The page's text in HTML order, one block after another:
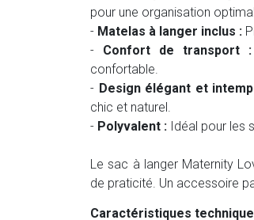
pour une organisation
- Matelas à langer inclus :
- Confort de transport :
confortable.
- Design élégant et
chic et naturel.
- Polyvalent : Idéal pour les
Le sac à langer Maternity
de praticité. Un accessoire
Caractéristiques